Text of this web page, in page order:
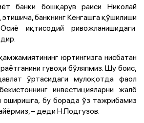
банки бошқарув раиси Николай
банкнинг Кенгашга қўшилиши
иқтисодий ривожланишидаги
юртингизга нисбатан
гувоҳи бўляпмиз. Шу боис,
ўртасидаги мулоқотда фаол
инвестицияларни жалб
оширишга, бу борада ўз тажрибамиз
– деди Н.Подгузов.